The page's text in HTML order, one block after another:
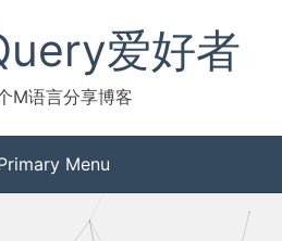
爱好者
M语言分享博客
Menu